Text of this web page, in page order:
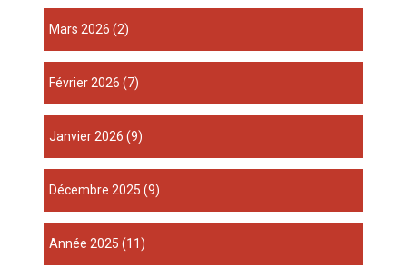
mars 2026 (2)
février 2026 (7)
janvier 2026 (9)
décembre 2025 (9)
année 2025 (11)